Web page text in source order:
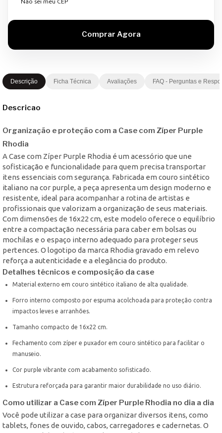
Não sei meu CEP
Descrição Ficha Técnica Avaliações FAQ - Perguntas e
Descricao
Organização e proteção com a Case com Zíper Purple
Rhodia
A Case com Zíper Purple Rhodia é um acessório que une
sofisticação e funcionalidade para quem precisa transportar
itens essenciais com segurança. Fabricada em couro sintético
italiano na cor purple, a peça apresenta um design moderno e
resistente, ideal para acompanhar a rotina de artistas e
profissionais que valorizam a organização de seus materiais.
Com dimensões de 16x22 cm, este modelo oferece o equilíbrio
entre a compactação necessária para caber em bolsas ou
mochilas e o espaço interno adequado para proteger seus
pertences. O logotipo da marca Rhodia gravado em relevo
reforça a autenticidade e a elegância do produto.
Detalhes técnicos e composição da case
Material externo em couro sintético italiano de alta qualidade.
Forro interno composto por espuma acolchoada para proteção contra
impactos leves e arranhões.
Tamanho compacto de 16x22 cm.
Fechamento com zíper e puxador em couro sintético para facilitar o
manuseio.
Cor purple vibrante com acabamento sofisticado.
Estrutura reforçada para garantir maior durabilidade no uso diário.
Como utilizar a Case com Zíper Purple Rhodia no dia a dia
Você pode utilizar a case para organizar diversos itens, como
tablets, fones de ouvido, cabos, carregadores e cadernetas. O